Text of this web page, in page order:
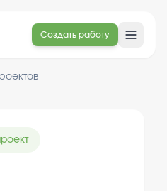
Создать работу